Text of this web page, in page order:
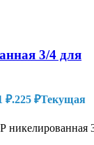
3/4 для
₽.225 ₽Текущая